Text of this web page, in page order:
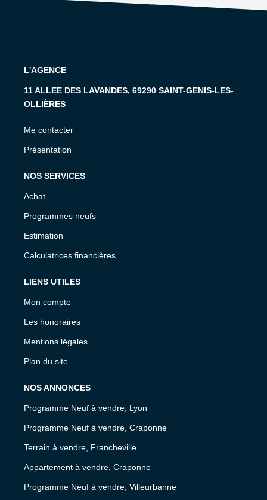
L'AGENCE
11 ALLEE DES LAVANDES, 69290 SAINT-GENIS-LES-
OLLIÈRES
Me contacter
Présentation
NOS SERVICES
Achat
Programmes neufs
Estimation
Calculatrices financières
LIENS UTILES
Mon compte
Les honoraires
Mentions légales
Plan du site
NOS ANNONCES
Programme Neuf à vendre, Lyon
Programme Neuf à vendre, Craponne
Terrain à vendre, Francheville
Appartement à vendre, Craponne
Programme Neuf à vendre, Villeurbanne